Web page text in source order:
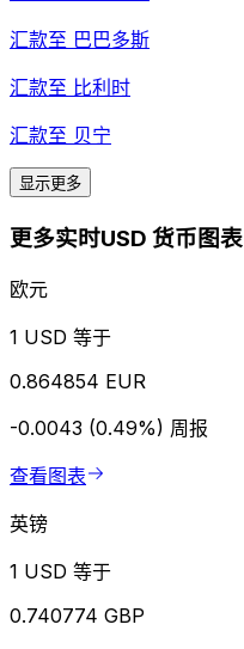
汇款至 巴巴多斯
汇款至 比利时
汇款至 贝宁
显示更多
更多实时USD 货币图表
欧元
1 USD 等于
0.864854 EUR
-0.0043 (0.49%) 周报
查看图表
英镑
1 USD 等于
0.740774 GBP